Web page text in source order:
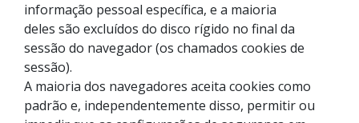
informação pessoal específica, e a maioria
deles são excluídos do disco rígido no final da
sessão do navegador (os chamados cookies de
sessão).
A maioria dos navegadores aceita cookies como
padrão e, independentemente disso, permitir ou